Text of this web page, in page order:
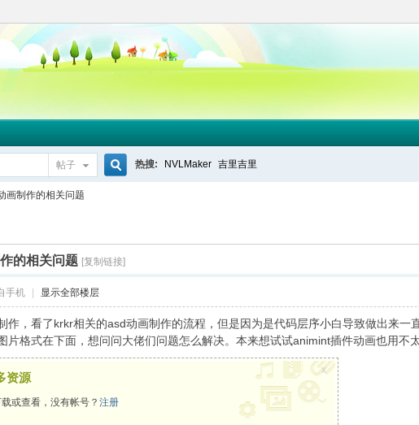
帖子
索
热搜: NVLMaker 吉里吉里
画制作的相关问题
的相关问题 [复制链接]
手机 显示全部楼层
作，看了krkr相关的asd动画制作的流程，但是因为是代码层序小白导致做出来
片格式在下面，想问问大佬们问题怎么解决。本来想试试animint插件动画也用
资源
或查看，没有帐号？注册
x